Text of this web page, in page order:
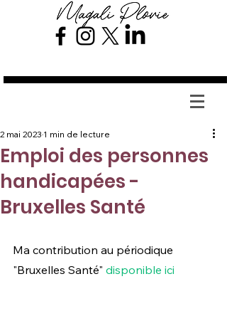
Emploi des personnes
handicapées -
Bruxelles Santé
2 mai 2023 1 min de lecture
Ma contribution au périodique
"Bruxelles Santé" disponible ici